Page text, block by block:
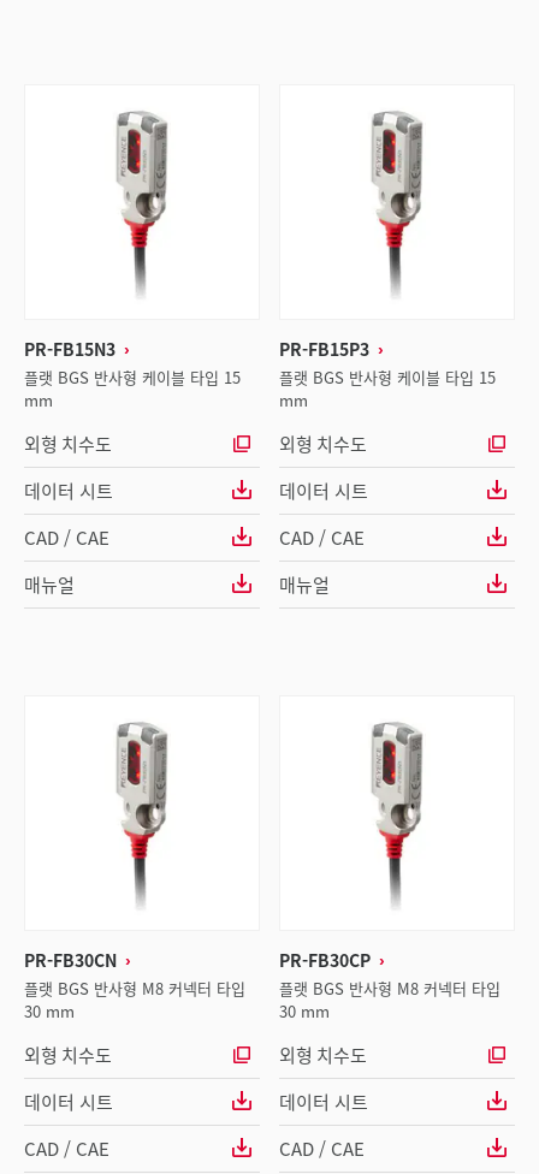
PR-FB15N3
플랫 BGS 반사형 케이블 타입 15
mm
외형 치수도
데이터 시트
CAD / CAE
매뉴얼
PR-FB15P3
플랫 BGS 반사형 케이블 타입 15
mm
외형 치수도
데이터 시트
CAD / CAE
매뉴얼
PR-FB30CN
플랫 BGS 반사형 M8 커넥터 타입
30 mm
외형 치수도
데이터 시트
CAD / CAE
PR-FB30CP
플랫 BGS 반사형 M8 커넥터 타입
30 mm
외형 치수도
데이터 시트
CAD / CAE